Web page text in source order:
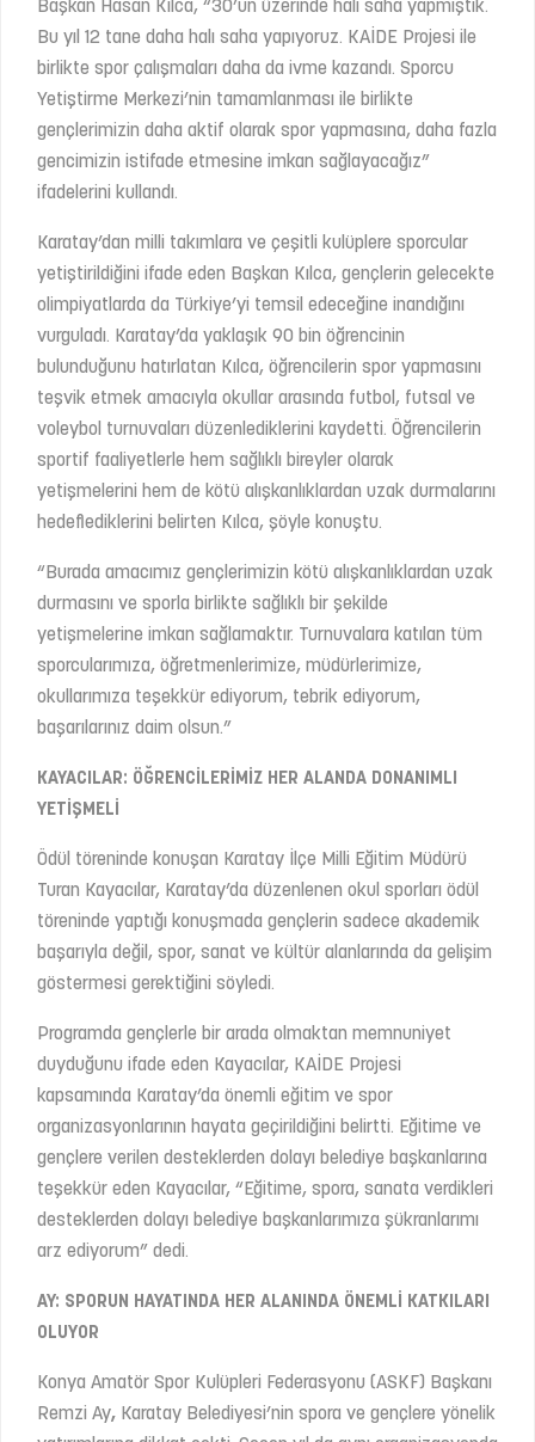
Başkan Hasan Kılca, “30’un üzerinde halı saha yapmıştık.
Bu yıl 12 tane daha halı saha yapıyoruz. KAİDE Projesi ile
birlikte spor çalışmaları daha da ivme kazandı. Sporcu
Yetiştirme Merkezi’nin tamamlanması ile birlikte
gençlerimizin daha aktif olarak spor yapmasına, daha fazla
gencimizin istifade etmesine imkan sağlayacağız”
ifadelerini kullandı.
Karatay’dan milli takımlara ve çeşitli kulüplere sporcular
yetiştirildiğini ifade eden Başkan Kılca, gençlerin gelecekte
olimpiyatlarda da Türkiye’yi temsil edeceğine inandığını
vurguladı. Karatay’da yaklaşık 90 bin öğrencinin
bulunduğunu hatırlatan Kılca, öğrencilerin spor yapmasını
teşvik etmek amacıyla okullar arasında futbol, futsal ve
voleybol turnuvaları düzenlediklerini kaydetti. Öğrencilerin
sportif faaliyetlerle hem sağlıklı bireyler olarak
yetişmelerini hem de kötü alışkanlıklardan uzak durmalarını
hedeflediklerini belirten Kılca, şöyle konuştu.
“Burada amacımız gençlerimizin kötü alışkanlıklardan uzak
durmasını ve sporla birlikte sağlıklı bir şekilde
yetişmelerine imkan sağlamaktır. Turnuvalara katılan tüm
sporcularımıza, öğretmenlerimize, müdürlerimize,
okullarımıza teşekkür ediyorum, tebrik ediyorum,
başarılarınız daim olsun.”
KAYACILAR: ÖĞRENCİLERİMİZ HER ALANDA DONANIMLI
YETİŞMELİ
Ödül töreninde konuşan Karatay İlçe Milli Eğitim Müdürü
Turan Kayacılar, Karatay’da düzenlenen okul sporları ödül
töreninde yaptığı konuşmada gençlerin sadece akademik
başarıyla değil, spor, sanat ve kültür alanlarında da gelişim
göstermesi gerektiğini söyledi.
Programda gençlerle bir arada olmaktan memnuniyet
duyduğunu ifade eden Kayacılar, KAİDE Projesi
kapsamında Karatay’da önemli eğitim ve spor
organizasyonlarının hayata geçirildiğini belirtti. Eğitime ve
gençlere verilen desteklerden dolayı belediye başkanlarına
teşekkür eden Kayacılar, “Eğitime, spora, sanata verdikleri
desteklerden dolayı belediye başkanlarımıza şükranlarımı
arz ediyorum” dedi.
AY: SPORUN HAYATINDA HER ALANINDA ÖNEMLİ KATKILARI
OLUYOR
Konya Amatör Spor Kulüpleri Federasyonu (ASKF) Başkanı
Remzi Ay, Karatay Belediyesi’nin spora ve gençlere yönelik